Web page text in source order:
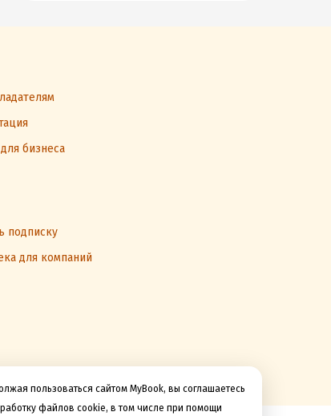
пользоваться сайтом MyBook, вы соглашаетесь
файлов cookie, в том числе при помощи
бизнеса
подписку
для компаний